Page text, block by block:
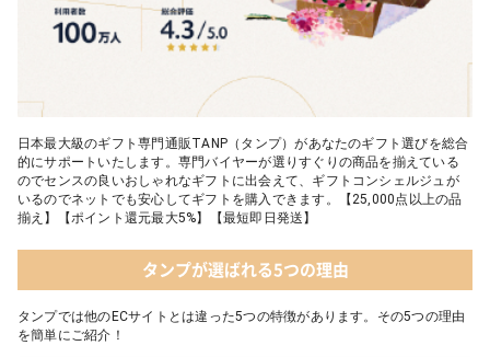
日本最大級のギフト専門通販TANP（タンプ）があなたのギフト選びを総合
的にサポートいたします。専門バイヤーが選りすぐりの商品を揃えている
のでセンスの良いおしゃれなギフトに出会えて、ギフトコンシェルジュが
いるのでネットでも安心してギフトを購入できます。【25,000点以上の品
揃え】【ポイント還元最大5%】【最短即日発送】
タンプが選ばれる5つの理由
タンプでは他のECサイトとは違った5つの特徴があります。その5つの理由
を簡単にご紹介！